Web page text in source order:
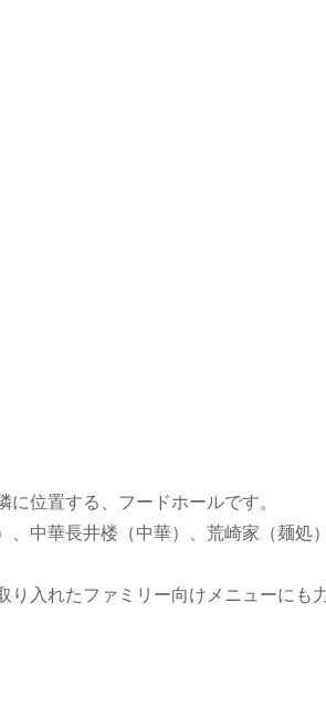
位置する、フードホールです。
、中華長井楼（中華）、荒崎家（麺
り入れたファミリー向けメニューに